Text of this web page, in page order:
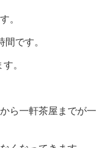
。
です。
。
ら一軒茶屋までが一